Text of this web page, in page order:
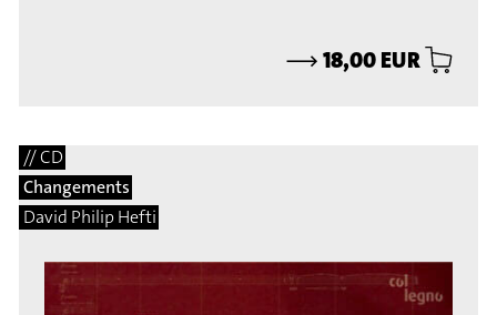
⟶18,00 EUR
// CD
Changements
David Philip Hefti